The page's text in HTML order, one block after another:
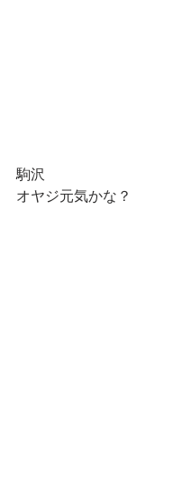
駒沢
オヤジ元気かな？